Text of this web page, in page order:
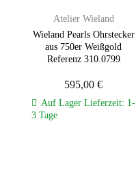
Atelier Wieland
Wieland Pearls Ohrstecker
aus 750er Weißgold
Referenz 310.0799
595,00 €
Auf Lager Lieferzeit: 1-
3 Tage